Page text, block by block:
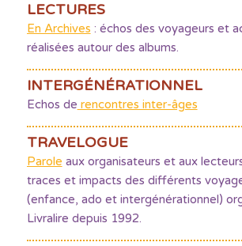
LECTURES
En Archives : échos des voyageurs et
réalisées autour des albums.
INTERGÉNÉRATIONNEL
Echos de rencontres inter-âges
TRAVELOGUE
Parole aux organisateurs et aux
traces et impacts des différents
(enfance, ado et intergénérationnel)
Livralire depuis 1992.